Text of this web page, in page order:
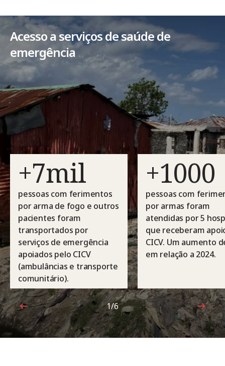
Acesso a serviços de saúde de
emergência
+7mil
pessoas com ferimentos
por arma de fogo e outros
pacientes foram
transportados por
serviços de emergência
apoiados pelo CICV
(ambulâncias e transporte
comunitário).
+1000
pessoas com
por armas foram
atendidas por 5
que receberam
CICV. Um aumento
em relação a 2024.
1 de 6
1/6